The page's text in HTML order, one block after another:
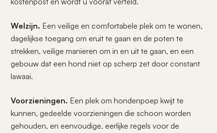
Welzijn. Een veilige en comfortabele plek om te wonen,
dagelijkse toegang om eruit te gaan en de poten te
strekken, veilige manieren om in en uit te gaan, en een
gebouw dat een hond niet op scherp zet door constant
lawaai.
Voorzieningen. Een plek om hondenpoep kwijt te
kunnen, gedeelde voorzieningen die schoon worden
gehouden, en eenvoudige, eerlijke regels voor de